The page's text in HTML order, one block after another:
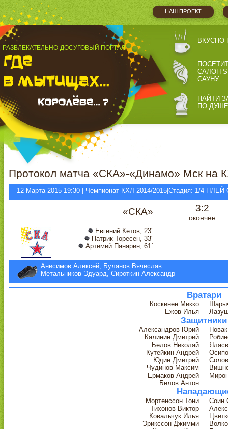
НАШ ПРОЕКТ
РАЗВЛЕКАТЕЛЬНО-ДОСУГОВЫЙ ПОРТАЛ
ВКУСНО
САЛОН
САУНУ
НАЙТИ
ПО ДУШЕ
Протокол матча «СКА»-«Динамо» Мск на
12 Марта 2015 19:30 | Чемпионат КХЛ 2014/2015|Стадия: 1/4
«СКА» 3:2
окончен
Евгений Кетов, 23´
Патрик Торесен, 33´
Артемий Панарин, 61´
Анисимов Алексей, Буланов Вячеслав
Метальников Эдуард, Сироткин Александр
Вратари
Коскинен Микко
Ежов Илья
Защитники
Александров Юрий
Калинин Дмитрий
Белов Николай
Кутейкин Андрей
Юдин Дмитрий
Чудинов Максим
Ермаков Андрей
Белов Антон
Мортенссон Тони
Соин
Тихонов Виктор
Ковальчук Илья
Эрикссон Джимми